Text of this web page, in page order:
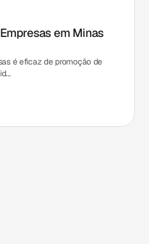
em Minas
é eficaz de promoção de